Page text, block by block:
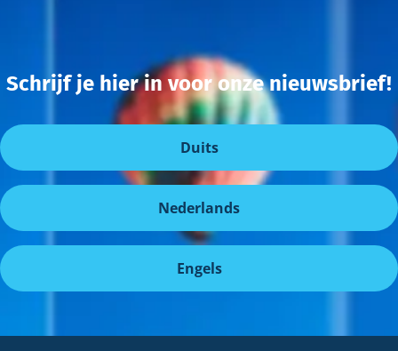
Schrijf je hier in voor onze nieuwsbrief!
Duits
Nederlands
Engels